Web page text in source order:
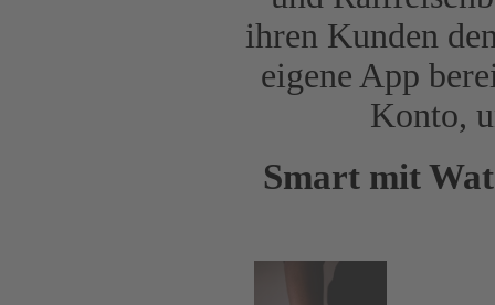
ihren Kunden
eigene App
Konto,
Smart mit